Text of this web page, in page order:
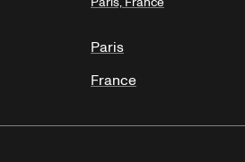
Paris
France